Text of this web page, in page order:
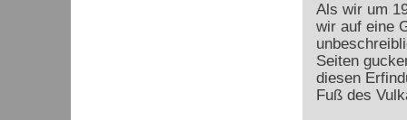
Als wir um
wir auf eine
Seiten
diesen
Fuß des